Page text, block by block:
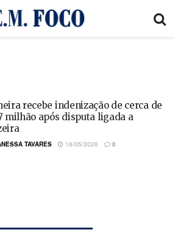
recebe indenização de cerca de
milhão após disputa ligada a
TAVARES 16/05/2026 0